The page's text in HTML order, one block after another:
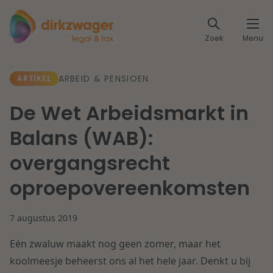
Zoek Menu
Expertises
Fiscaal
Arbeid & Pensioen
IE & Innovatie
Dichtbij een toekomstbestendige zorg
Lees meer
Artikelen
Klantcases
Events
Specialisten
Over ons
Werken bij
ARTIKEL ARBEID & PENSIOEN
De Wet Arbeidsmarkt in
Balans (WAB):
overgangsrecht
oproepovereenkomsten
7 augustus 2019
Eén zwaluw maakt nog geen zomer, maar het
koolmeesje beheerst ons al het hele jaar. Denkt u bij